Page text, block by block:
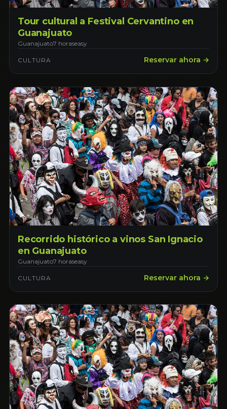
Tour cultural a Festival Cervantino en
Guanajuato
Guanajuato7 horaseasy
CULTURA Reservar ahora →
Recorrido histórico a vinos San Ignacio
en Guanajuato
Guanajuato7 horaseasy
CULTURA Reservar ahora →